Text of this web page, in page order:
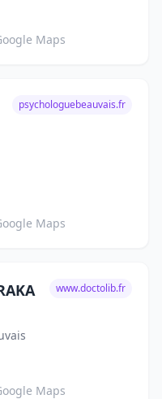
Maps
psychologuebeauvais.fr
Maps
www.doctolib.fr
Maps